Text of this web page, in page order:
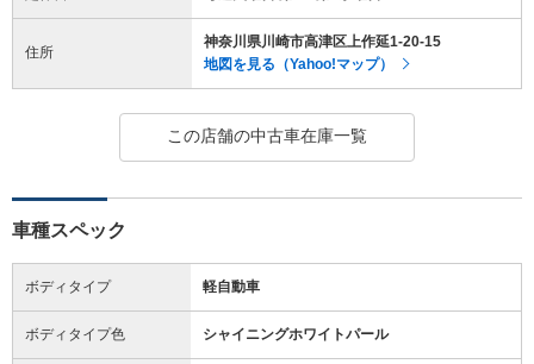
住所
神奈川県川崎市高津区上作延1-20-15
地図を見る（Yahoo!マップ）
この店舗の中古車在庫一覧
車種スペック
ボディタイプ 軽自動車
ボディタイプ色 シャイニングホワイトパール